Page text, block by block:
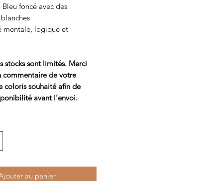
foncé avec des
mentale, logique et
stocks sont limités. Merci
commentaire de votre
coloris souhaité afin de
avant l’envoi.
au panier